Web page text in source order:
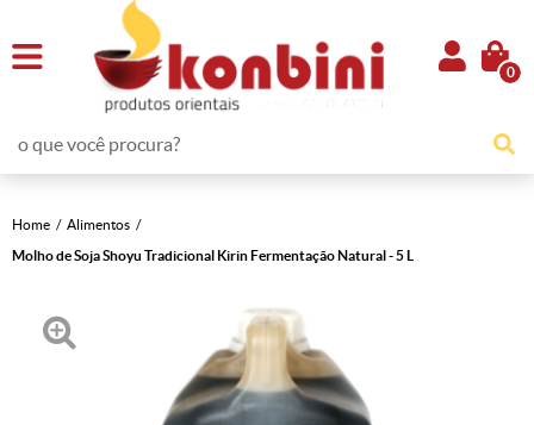
0
Home
Alimentos
Molho de Soja Shoyu Tradicional Kirin Fermentação Natural - 5 L